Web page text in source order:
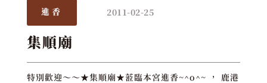
進香 2011-02-25
集順廟
特別歡迎～～★集順廟★蒞臨本宮進香~^o^~ ， 鹿港